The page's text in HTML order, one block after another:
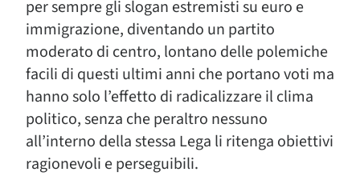
per sempre gli slogan estremisti su euro e
immigrazione, diventando un partito
moderato di centro, lontano delle polemiche
facili di questi ultimi anni che portano voti ma
hanno solo l’effetto di radicalizzare il clima
politico, senza che peraltro nessuno
all’interno della stessa Lega li ritenga obiettivi
ragionevoli e perseguibili.